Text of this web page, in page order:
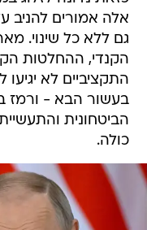
אלה אמורים להניב
גם ללא כל שינוי.
הקנדי, ההחלטות
התקציביים לא
בעשור הבא - ורמז
הביטחונית
כולה.